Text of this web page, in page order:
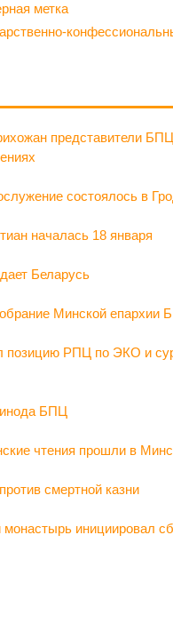
метка
представители
состоялось в
началась 18 января
Беларусь
Минской епархии
позицию РПЦ по ЭКО и
БПЦ
чтения прошли в
смертной казни
инициировал